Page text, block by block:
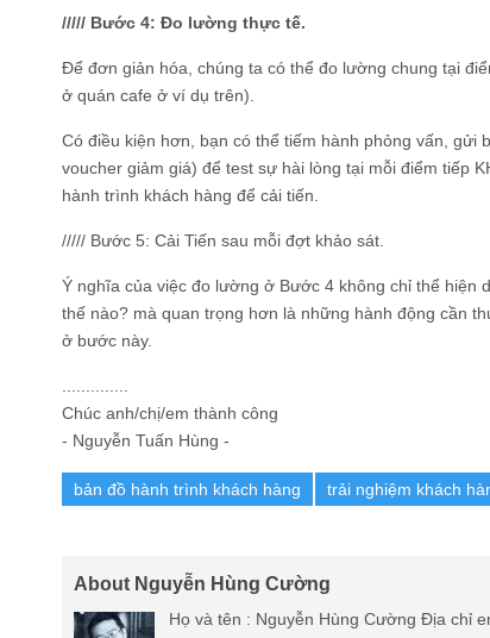
///// Bước 4: Đo lường thực tế.
Để đơn giản hóa, chúng ta có thể đo lường chung tại
ở quán cafe ở ví dụ trên).
Có điều kiện hơn, bạn có thể tiếm hành phỏng vấn, gửi
voucher giảm giá) để test sự hài lòng tại mỗi điểm tiếp
hành trình khách hàng để cải tiến.
///// Bước 5: Cải Tiến sau mỗi đợt khảo sát.
Ý nghĩa của việc đo lường ở Bước 4 không chỉ thể hiện
thế nào? mà quan trọng hơn là những hành động cần
ở bước này.
Chúc anh/chị/em thành công
- Nguyễn Tuấn Hùng -
bản đồ hành trình khách hàng trải nghiệm khách
About Nguyễn Hùng Cường
Họ và tên : Nguyễn Hùng Cường Địa chỉ